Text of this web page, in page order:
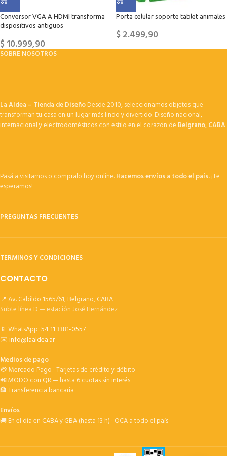
Conversor VGA A HDMI transforma
dispositivos antiguos
$10.999,90
Porta celular soporte tablet animales
$2.499,90
SOBRE NOSOTROS
La Aldea – Tienda de DiseñoDesde 2010, seleccionamos objetos que
transforman tu casa en un lugar más lindo y divertido. Diseño nacional,
internacional y electrodomésticos con estilo en el corazón de Belgrano, CABA.
Pasá a visitarnos o compralo hoy online.Hacemos envíos a todo el país.¡Te
esperamos!
PREGUNTAS FRECUENTES
TERMINOS Y CONDICIONES
CONTACTO
📍 Av. Cabildo 1565/61, Belgrano, CABA
Subte línea D — estación José Hernández
📱 WhatsApp:54 11 3381-0557
✉️info@laaldea.ar
Medios de pago
💳 Mercado Pago · Tarjetas de crédito y débito
📲 MODO con QR — hasta 6 cuotas sin interés
🏦 Transferencia bancaria
Envíos
🚚 En el día en CABA y GBA (hasta 13 h) · OCA a todo el país